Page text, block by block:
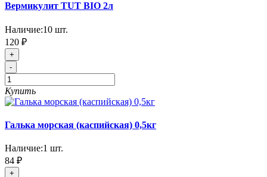
Вермикулит TUT BIO 2л
Наличие:10 шт.
120 ₽
+
-
Купить
Галька морская (каспийская) 0,5кг
Наличие:1 шт.
84 ₽
+